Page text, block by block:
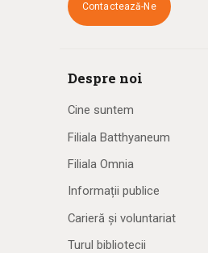
Contactează-Ne
Despre noi
Cine suntem
Filiala Batthyaneum
Filiala Omnia
Informații publice
Carieră și voluntariat
Turul bibliotecii